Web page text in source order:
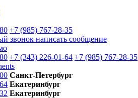
+7 (985) 767-28-35
звонок написать сообщение
+7 (343) 226-01-64 +7 (985) 767-28-35
Санкт-Петербург
Екатеринбург
Екатеринбург